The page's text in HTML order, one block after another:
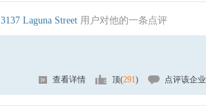
3137 Laguna Street 用户对他的一条点评
查看详情 顶(291) 点评该企业